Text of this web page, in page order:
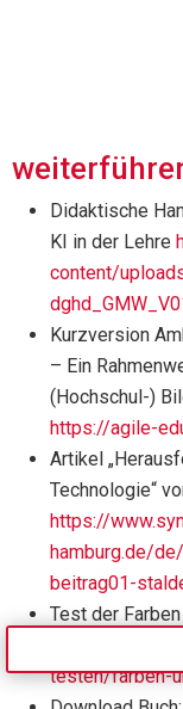
Didaktische
KI in der Lehre
content/
Kurzversion
– Ein
(Hochschul-)
https://agile-
Artikel
Technologie“
https://
hamburg.de/
beitrag01-
Test der
https://
testen/farben-